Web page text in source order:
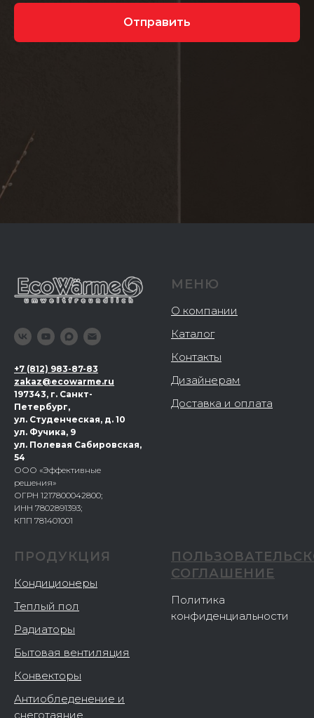
Отправить
+7 (812) 983-87-83
zakaz@ecowarme.ru
197343, г. Санкт-
Петербург,
ул. Студенческая, д. 10
ул. Фучика, 9
ул. Полевая Сабировская,
54
ООО «Эффективные
решения»
ОГРН 1217800042800;
ИНН 7802891393;
КПП 781401001
МЕНЮ
О компании
Каталог
Контакты
Дизайнерам
Доставка и оплата
ПРОДУКЦИЯ
Кондиционеры
Теплый пол
Радиаторы
Бытовая вентиляция
Конвекторы
Антиобледенение и
снеготаяние
СОГЛАШЕНИЕ
Политика
конфиденциальности